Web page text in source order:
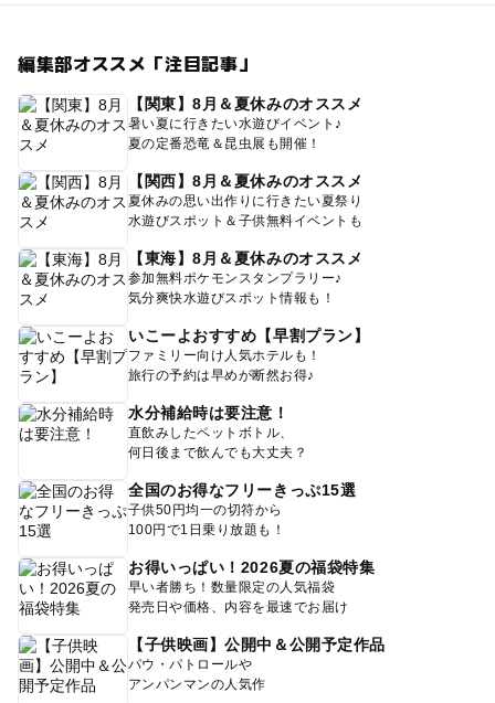
編集部オススメ「注目記事」
【関東】8月＆夏休みのオススメ
暑い夏に行きたい水遊びイベント♪
夏の定番恐竜＆昆虫展も開催！
【関西】8月＆夏休みのオススメ
夏休みの思い出作りに行きたい夏祭り
水遊びスポット＆子供無料イベントも
【東海】8月＆夏休みのオススメ
参加無料ポケモンスタンプラリー♪
気分爽快水遊びスポット情報も！
いこーよおすすめ【早割プラン】
ファミリー向け人気ホテルも！
旅行の予約は早めが断然お得♪
水分補給時は要注意！
直飲みしたペットボトル、
何日後まで飲んでも大丈夫？
全国のお得なフリーきっぷ15選
子供50円均一の切符から
100円で1日乗り放題も！
お得いっぱい！2026夏の福袋特集
早い者勝ち！数量限定の人気福袋
発売日や価格、内容を最速でお届け
【子供映画】公開中＆公開予定作品
パウ・パトロールや
アンパンマンの人気作